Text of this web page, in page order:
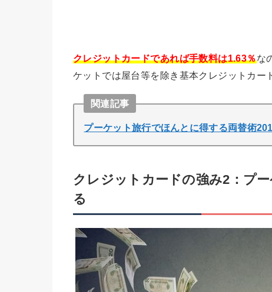
クレジットカードであれば手数料は1.63％な
ケットでは屋台等を除き基本クレジットカー
関連記事
プーケット旅行でほんとに得する両替術
クレジットカードの強み2：プ
る